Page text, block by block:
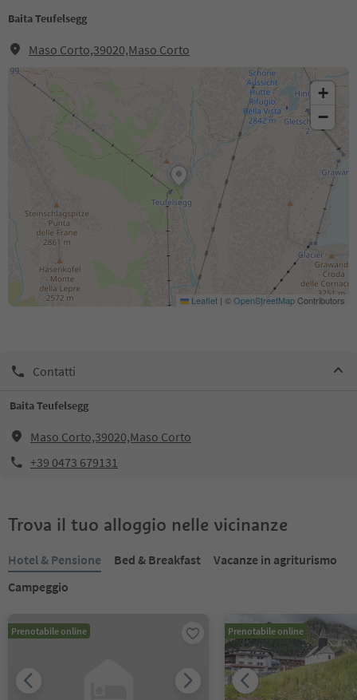
Baita Teufelsegg
Maso Corto,39020,Maso Corto
+
−
Leaflet | ©OpenStreetMapContributors
Contatti
Baita Teufelsegg
Maso Corto,39020,Maso Corto
+39 0473 679131
Trova il tuo alloggio nelle vicinanze
Hotel & Pensione Bed & Breakfast
Vacanze in agriturismo
Campeggio
Prenotabile online Prenotabile online